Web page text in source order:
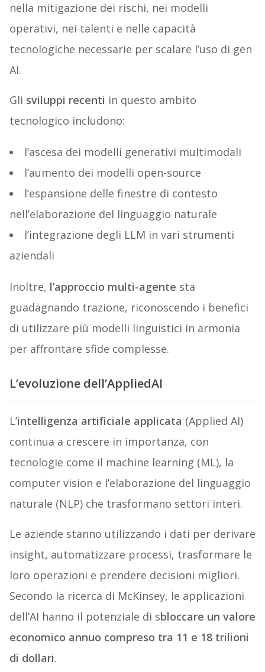
nella mitigazione dei rischi, nei modelli
operativi, nei talenti e nelle capacità
tecnologiche necessarie per scalare l’uso di gen
AI.
Gli sviluppi recenti in questo ambito
tecnologico includono:
l’ascesa dei modelli generativi multimodali
l’aumento dei modelli open-source
l’espansione delle finestre di contesto
nell’elaborazione del linguaggio naturale
l’integrazione degli LLM in vari strumenti
aziendali
Inoltre, l’approccio multi-agente sta
guadagnando trazione, riconoscendo i benefici
di utilizzare più modelli linguistici in armonia
per affrontare sfide complesse.
L’evoluzione dell’AppliedAI
L’intelligenza artificiale applicata (Applied AI)
continua a crescere in importanza, con
tecnologie come il machine learning (ML), la
computer vision e l’elaborazione del linguaggio
naturale (NLP) che trasformano settori interi.
Le aziende stanno utilizzando i dati per derivare
insight, automatizzare processi, trasformare le
loro operazioni e prendere decisioni migliori.
Secondo la ricerca di McKinsey, le applicazioni
dell’AI hanno il potenziale di sbloccare un valore
economico annuo compreso tra 11 e 18 trilioni
di dollari.